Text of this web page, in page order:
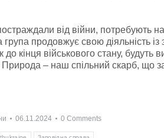
від війни, потребують
продовжує свою діяльність із
до кінця військового стану, будуть
– наш спільний скарб, що
06.11.2024 0 Comments